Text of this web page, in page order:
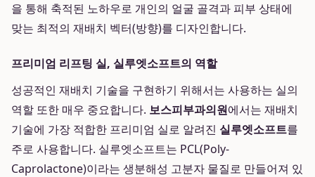
을 통해 축적된 노하우로 개인의 얼굴 골격과 피부 상태에
맞는 최적의 재배치 벡터(방향)를 디자인합니다.
프리미엄 리프팅 실, 실루엣소프트의 역할
성공적인 재배치 기술을 구현하기 위해서는 사용하는 실의
역할 또한 매우 중요합니다. 보스피부과의원에서는 재배치
기술에 가장 적합한 프리미엄 실로 알려진 실루엣소프트를
주로 사용합니다. 실루엣소프트는 PCL(Poly-
Caprolactone)이라는 생분해성 고분자 물질로 만들어져 있